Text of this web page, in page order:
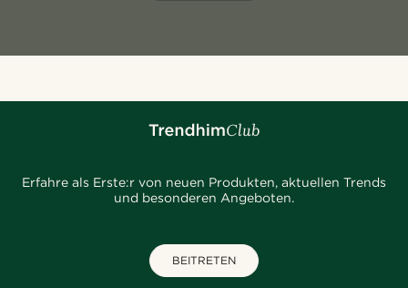
Erfahre als Erste:r von neuen Produkten, aktuellen Trends
und besonderen Angeboten.
BEITRETEN